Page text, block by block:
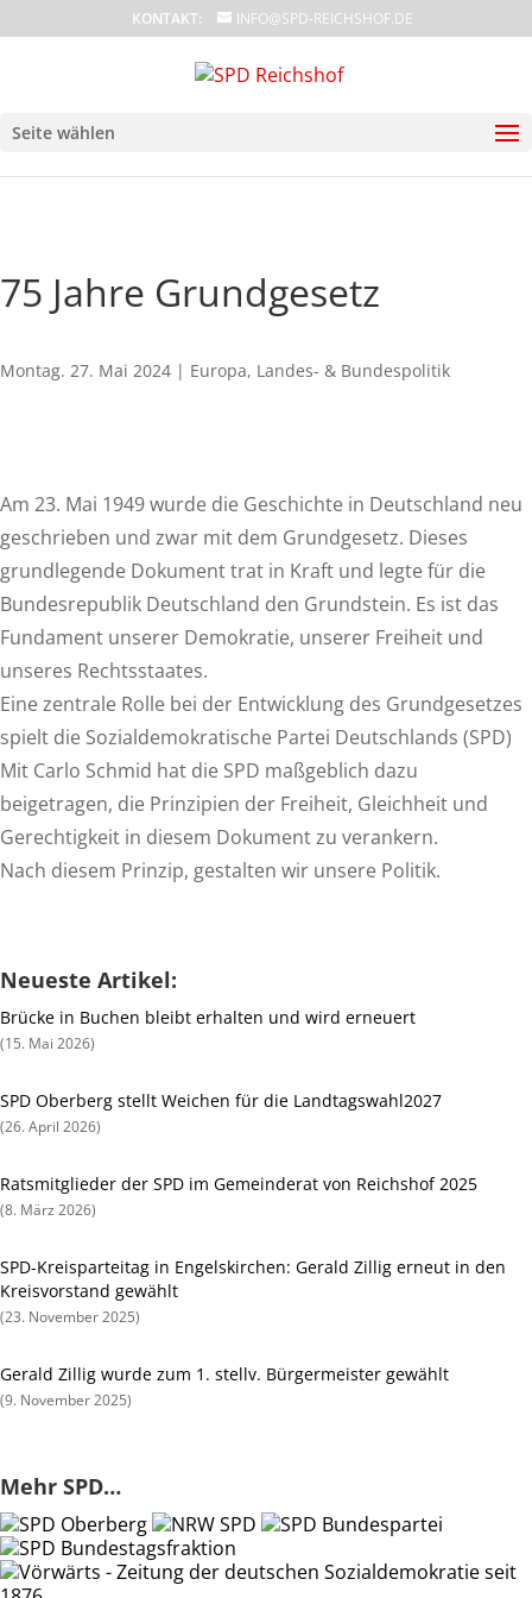
KONTAKT: INFO@SPD-REICHSHOF.DE
Seite wählen
75 Jahre Grundgesetz
Montag. 27. Mai 2024 | Europa, Landes- & Bundespolitik
Am 23. Mai 1949 wurde die Geschichte in Deutschland neu
geschrieben und zwar mit dem Grundgesetz. Dieses
grundlegende Dokument trat in Kraft und legte für die
Bundesrepublik Deutschland den Grundstein. Es ist das
Fundament unserer Demokratie, unserer Freiheit und
unseres Rechtsstaates.
Eine zentrale Rolle bei der Entwicklung des Grundgesetzes
spielt die Sozialdemokratische Partei Deutschlands (SPD)
Mit Carlo Schmid hat die SPD maßgeblich dazu
beigetragen, die Prinzipien der Freiheit, Gleichheit und
Gerechtigkeit in diesem Dokument zu verankern.
Nach diesem Prinzip, gestalten wir unsere Politik.
Neueste Artikel:
Brücke in Buchen bleibt erhalten und wird erneuert
15. Mai 2026
SPD Oberberg stellt Weichen für die Landtagswahl2027
26. April 2026
Ratsmitglieder der SPD im Gemeinderat von Reichshof 2025
8. März 2026
SPD-Kreisparteitag in Engelskirchen: Gerald Zillig erneut in den
Kreisvorstand gewählt
23. November 2025
Gerald Zillig wurde zum 1. stellv. Bürgermeister gewählt
9. November 2025
Mehr SPD…